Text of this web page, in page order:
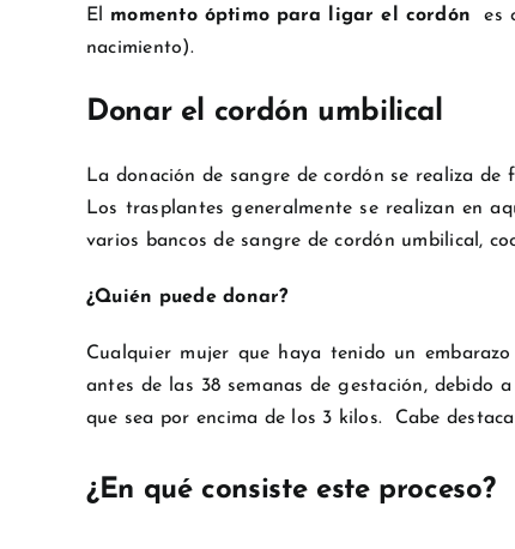
El momento óptimo para ligar el cordón es
nacimiento).
Donar el cordón umbilical
La donación de sangre de cordón se realiza
Los trasplantes generalmente se realizan en
varios bancos de sangre de cordón umbilical,
¿Quién puede donar?
Cualquier mujer que haya tenido un
antes de las 38 semanas de gestación, debido
que sea por encima de los 3 kilos.
Cabe
¿En qué consiste este proceso?